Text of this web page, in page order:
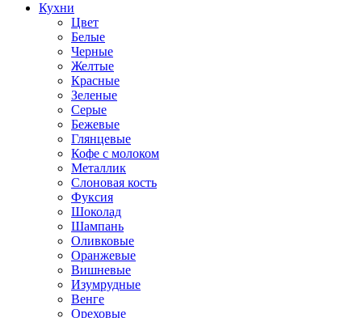
Кухни
Цвет
Белые
Черные
Желтые
Красные
Зеленые
Серые
Бежевые
Глянцевые
Кофе с молоком
Металлик
Слоновая кость
Фуксия
Шоколад
Шампань
Оливковые
Оранжевые
Вишневые
Изумрудные
Венге
Ореховые